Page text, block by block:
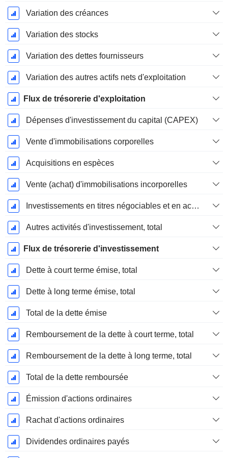
Variation des créances
Variation des stocks
Variation des dettes fournisseurs
Variation des autres actifs nets d'exploitation
Flux de trésorerie d'exploitation
Dépenses d'investissement du capital (CAPEX)
Vente d'immobilisations corporelles
Acquisitions en espèces
Vente (achat) d'immobilisations incorporelles
Investissements en titres négociables et en actions, total
Autres activités d'investissement, total
Flux de trésorerie d'investissement
Dette à court terme émise, total
Dette à long terme émise, total
Total de la dette émise
Remboursement de la dette à court terme, total
Remboursement de la dette à long terme, total
Total de la dette remboursée
Émission d'actions ordinaires
Rachat d'actions ordinaires
Dividendes ordinaires payés